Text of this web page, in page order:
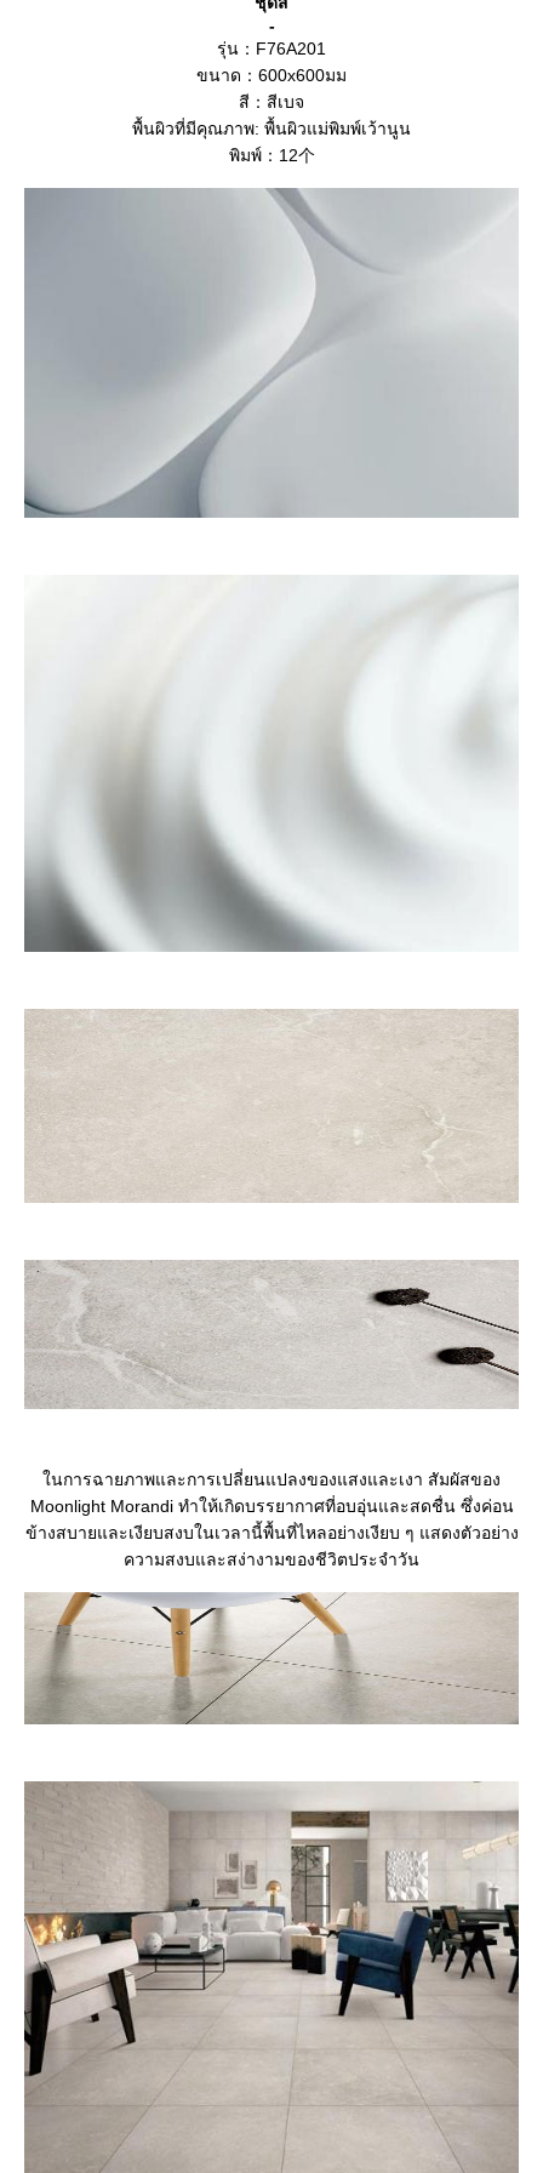
-
รุ่น：F76A201
ขนาด：600x600มม
สี：สีเบจ
พื้นผิวที่มีคุณภาพ: พื้นผิวแม่พิมพ์เว้านูน
พิมพ์：12个
ในการฉายภาพและการเปลี่ยนแปลงของแสงและเงา สัมผัสของ
Moonlight Morandi ทำให้เกิดบรรยากาศที่อบอุ่นและสดชื่น ซึ่งค่อน
ข้างสบายและเงียบสงบในเวลานี้พื้นที่ไหลอย่างเงียบ ๆ แสดงตัวอย่าง
ความสงบและสง่างามของชีวิตประจำวัน